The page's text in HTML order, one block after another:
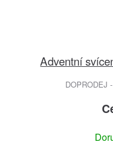
Adventní
DOPRODEJ